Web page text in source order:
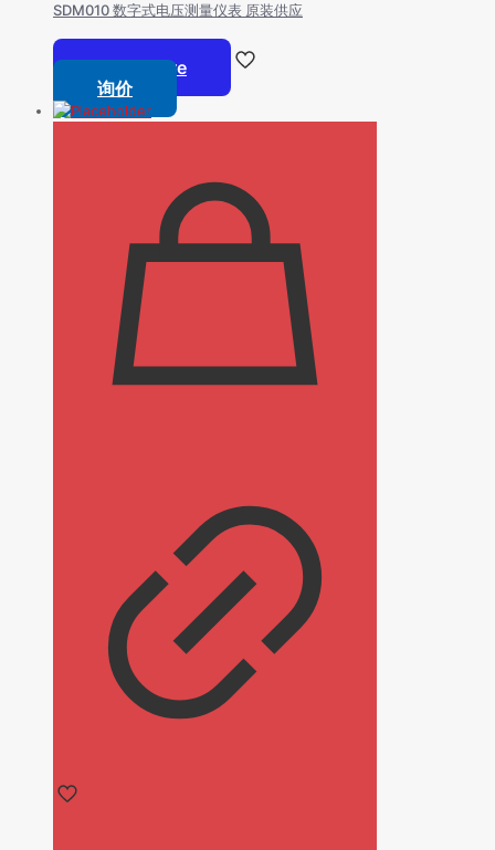
SDM010 数字式电压测量仪表 原装供应
Read more
询价